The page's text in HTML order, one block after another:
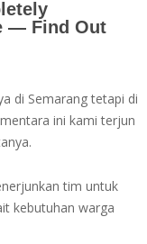
di Semarang tetapi di
ini kami terjun
tim untuk
kebutuhan warga